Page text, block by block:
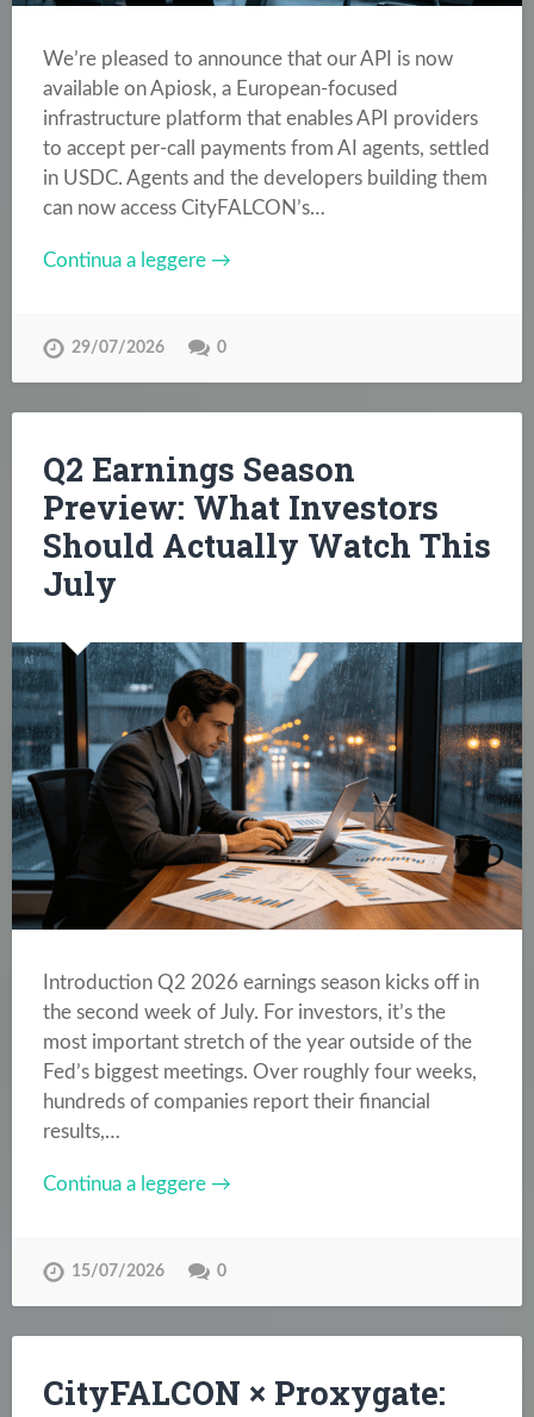
We’re pleased to announce that our API is now
available on Apiosk, a European-focused
infrastructure platform that enables API providers
to accept per-call payments from AI agents, settled
in USDC. Agents and the developers building them
can now access CityFALCON’s…
Continua a leggere →
29/07/2026 0
Q2 Earnings Season
Preview: What Investors
Should Actually Watch This
July
Introduction Q2 2026 earnings season kicks off in
the second week of July. For investors, it’s the
most important stretch of the year outside of the
Fed’s biggest meetings. Over roughly four weeks,
hundreds of companies report their financial
results,…
Continua a leggere →
15/07/2026 0
CityFALCON × Proxygate: